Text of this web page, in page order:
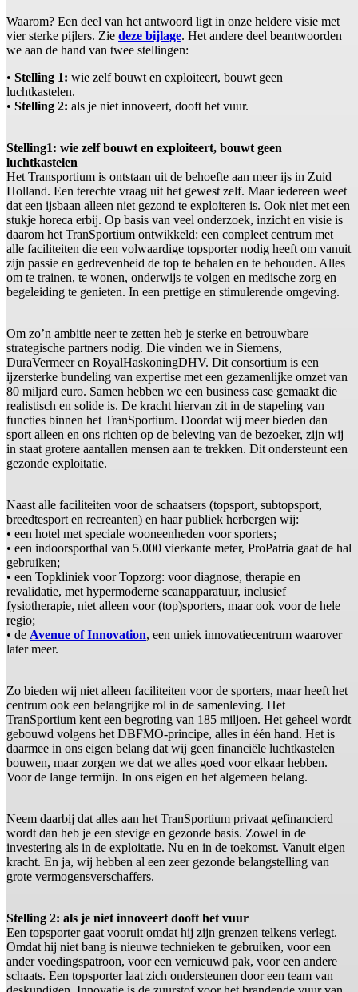
Waarom? Een deel van het antwoord ligt in onze heldere visie met
vier sterke pijlers. Zie deze bijlage. Het andere deel beantwoorden
we aan de hand van twee stellingen:
• Stelling 1: wie zelf bouwt en exploiteert, bouwt geen
luchtkastelen.
• Stelling 2: als je niet innoveert, dooft het vuur.
Stelling1: wie zelf bouwt en exploiteert, bouwt geen
luchtkastelen
Het Transportium is ontstaan uit de behoefte aan meer ijs in Zuid
Holland. Een terechte vraag uit het gewest zelf. Maar iedereen weet
dat een ijsbaan alleen niet gezond te exploiteren is. Ook niet met een
stukje horeca erbij. Op basis van veel onderzoek, inzicht en visie is
daarom het TranSportium ontwikkeld: een compleet centrum met
alle faciliteiten die een volwaardige topsporter nodig heeft om vanuit
zijn passie en gedrevenheid de top te behalen en te behouden. Alles
om te trainen, te wonen, onderwijs te volgen en medische zorg en
begeleiding te genieten. In een prettige en stimulerende omgeving.
Om zo’n ambitie neer te zetten heb je sterke en betrouwbare
strategische partners nodig. Die vinden we in Siemens,
DuraVermeer en RoyalHaskoningDHV. Dit consortium is een
ijzersterke bundeling van expertise met een gezamenlijke omzet van
80 miljard euro. Samen hebben we een business case gemaakt die
realistisch en solide is. De kracht hiervan zit in de stapeling van
functies binnen het TranSportium. Doordat wij meer bieden dan
sport alleen en ons richten op de beleving van de bezoeker, zijn wij
in staat grotere aantallen mensen aan te trekken. Dit ondersteunt een
gezonde exploitatie.
Naast alle faciliteiten voor de schaatsers (topsport, subtopsport,
breedtesport en recreanten) en haar publiek herbergen wij:
• een hotel met speciale wooneenheden voor sporters;
• een indoorsporthal van 5.000 vierkante meter, ProPatria gaat de hal
gebruiken;
• een Topkliniek voor Topzorg: voor diagnose, therapie en
revalidatie, met hypermoderne scanapparatuur, inclusief
fysiotherapie, niet alleen voor (top)sporters, maar ook voor de hele
regio;
• de Avenue of Innovation, een uniek innovatiecentrum waarover
later meer.
Zo bieden wij niet alleen faciliteiten voor de sporters, maar heeft het
centrum ook een belangrijke rol in de samenleving. Het
TranSportium kent een begroting van 185 miljoen. Het geheel wordt
gebouwd volgens het DBFMO-principe, alles in één hand. Het is
daarmee in ons eigen belang dat wij geen financiële luchtkastelen
bouwen, maar zorgen we dat we alles goed voor elkaar hebben.
Voor de lange termijn. In ons eigen en het algemeen belang.
Neem daarbij dat alles aan het TranSportium privaat gefinancierd
wordt dan heb je een stevige en gezonde basis. Zowel in de
investering als in de exploitatie. Nu en in de toekomst. Vanuit eigen
kracht. En ja, wij hebben al een zeer gezonde belangstelling van
grote vermogensverschaffers.
Stelling 2: als je niet innoveert dooft het vuur
Een topsporter gaat vooruit omdat hij zijn grenzen telkens verlegt.
Omdat hij niet bang is nieuwe technieken te gebruiken, voor een
ander voedingspatroon, voor een vernieuwd pak, voor een andere
schaats. Een topsporter laat zich ondersteunen door een team van